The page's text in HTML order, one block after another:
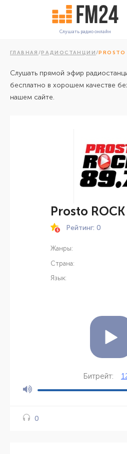
Слушать радио онлайн
ГЛАВНАЯ /РАДИОСТАНЦИИ/PROSTO
Слушать прямой эфир
бесплатно в хорошем качестве
нашем сайте.
Prosto ROCK
Рейтинг: 0
Жанры:
Страна:
Язык:
Битрейт:
0